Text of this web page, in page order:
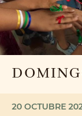
20 OCTUBRE